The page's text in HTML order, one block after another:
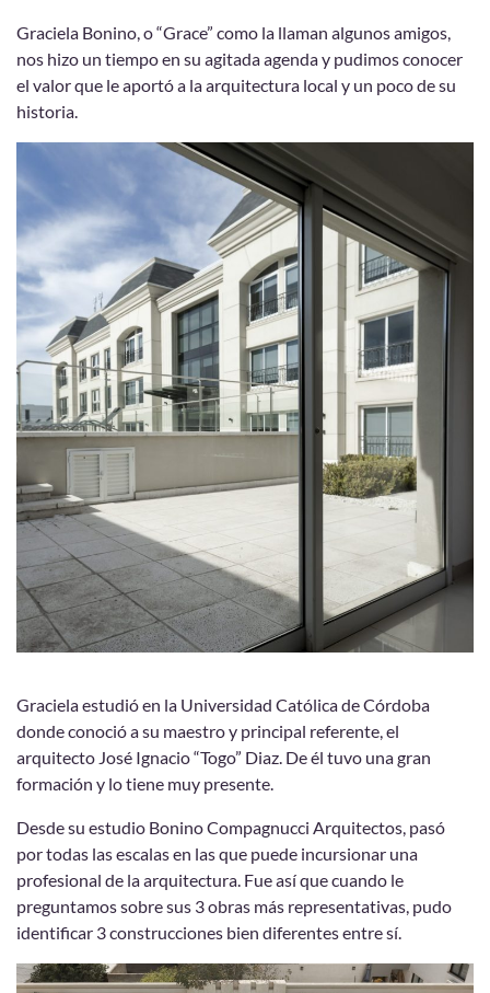
Graciela Bonino, o “Grace” como la llaman algunos amigos,
nos hizo un tiempo en su agitada agenda y pudimos conocer
el valor que le aportó a la arquitectura local y un poco de su
historia.
Graciela estudió en la Universidad Católica de Córdoba
donde conoció a su maestro y principal referente, el
arquitecto José Ignacio “Togo” Diaz. De él tuvo una gran
formación y lo tiene muy presente.
Desde su estudio Bonino Compagnucci Arquitectos, pasó
por todas las escalas en las que puede incursionar una
profesional de la arquitectura. Fue así que cuando le
preguntamos sobre sus 3 obras más representativas, pudo
identificar 3 construcciones bien diferentes entre sí.